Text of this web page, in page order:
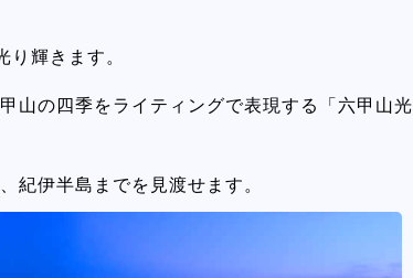
輝きます。
山の四季をライティングで表現する「六甲山光
紀伊半島までを見渡せます。